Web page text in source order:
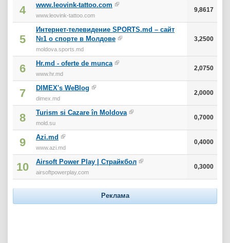
4 www.leovink-tattoo.com
www.leovink-tattoo.com
9,8617
5
Интернет-телевидение SPORTS.md – сайт
№1 о спорте в Молдове
moldova.sports.md
3,2500
6 Hr.md - oferte de munca
www.hr.md
2,0750
7 DIMEX's WeBlog
dimex.md
2,0000
8 Turism si Cazare în Moldova
mold.su
0,7000
9 Azi.md
www.azi.md
0,4000
10 Airsoft Power Play | Страйкбол
airsoftpowerplay.com
0,3000
Реклама